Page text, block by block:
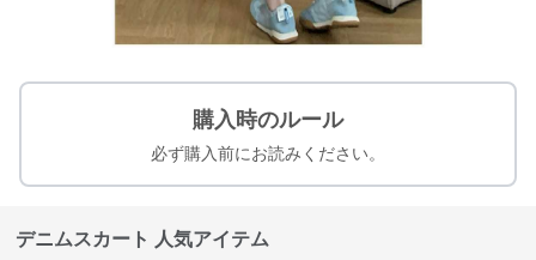
購入時のルール
必ず購入前にお読みください。
デニムスカート 人気アイテム